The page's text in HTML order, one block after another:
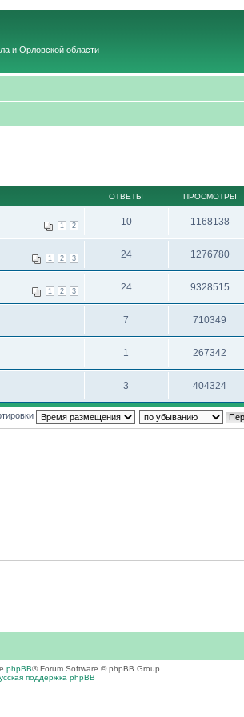
и Орловской области
ОТВЕТЫ ПРОСМОТРЫ
1 2 10 1168138
1 2 3 24 1276780
1 2 3 24 9328515
7 710349
1 267342
3 404324
phpBB® Forum Software © phpBB Group
поддержка phpBB